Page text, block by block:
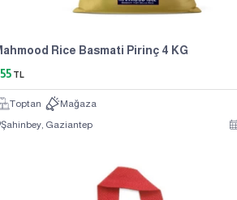
Rice Basmati Pirinç 4 KG
TL
Toptan
Mağaza
Şahinbey, Gaziantep